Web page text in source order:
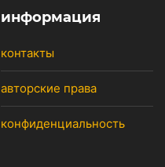
информация
контакты
авторские права
конфиденциальность